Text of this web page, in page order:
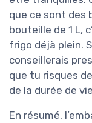
que ce sont des
bouteille de 1 L,
frigo déjà plein.
conseillerais
que tu risques
de la durée de
En résumé,